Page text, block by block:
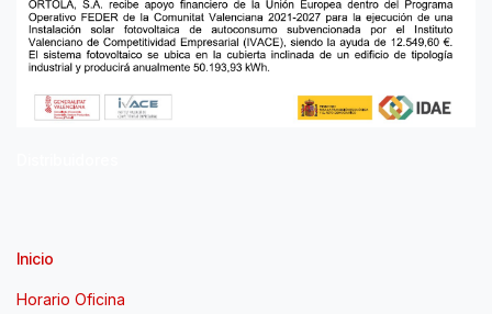
Inicio
Horario Oficina